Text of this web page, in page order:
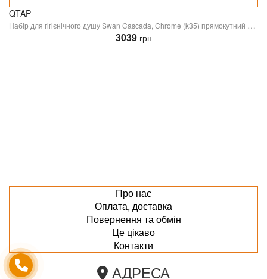
QTAP
Набір для гігієнічного душу Swan Cascada, Chrome (k35) прямокутний QTSWA262CRM45567 Qtap
3039грн
Про нас
Оплата, доставка
Повернення та обмін
Це цікаво
Контакти
АДРЕСА